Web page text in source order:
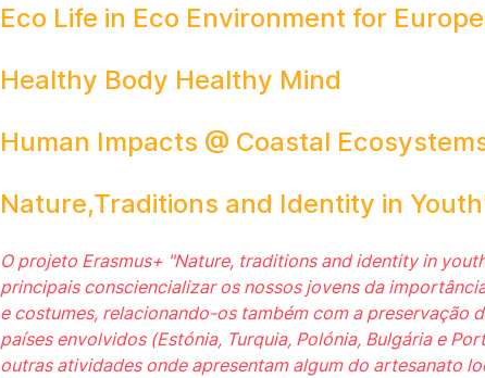
Eco Life in Eco Environment for
Healthy Body Healthy Mind
Human Impacts @ Coastal
Nature,Traditions and Identity in
O projeto Erasmus+ "Nature, traditions and identity in
principais consciencializar os nossos jovens da
e costumes, relacionando-os também com a preservação
países envolvidos (Estónia, Turquia, Polónia, Bulgária e
outras atividades onde apresentam algum do artesanato